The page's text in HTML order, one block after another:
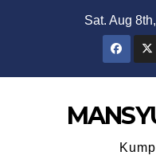
Sat. Aug